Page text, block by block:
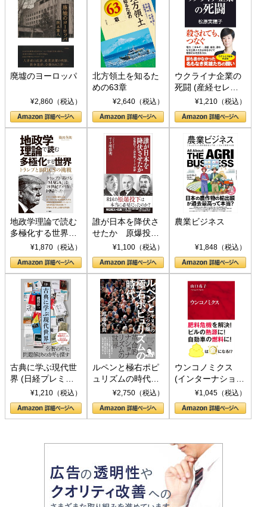
廃墟のヨーロッパ
¥2,860（税込）
北方領土を知るた
めの63章
¥2,640（税込）
ウクライナ企業の
死闘 (産経セレク
ト S 039)¥1,210（税込）
地政学理論で読む
多極化する世界：
トランプとBRICS
の挑戦
¥1,870（税込）
誰が日本を降伏さ
せたか 原爆投
下、ソ連参戦、そ
して聖断 (PHP新
書)
¥1,100（税込）
農業ビジネス
¥1,848（税込）
古典に学ぶ現代世
界 (日経プレミア
シリーズ)¥1,210（税込）
ルペンと極右ポピ
ュリズムの時代：
〈ヤヌス〉の二つ
の顔
¥2,750（税込）
ウンコノミクス
(インターナショナ
ル新書)¥1,045（税込）